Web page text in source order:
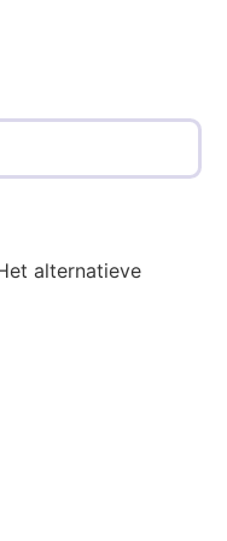
alternatieve